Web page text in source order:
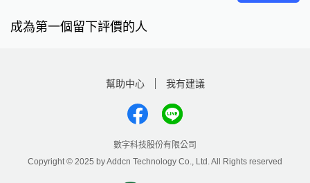
成為第一個留下評價的人
幫助中心 我有建議
數字科技股份有限公司
Copyright © 2025 by Addcn Technology Co., Ltd. All Rights reserved